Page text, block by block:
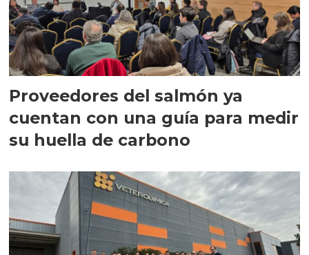
Proveedores del salmón ya
cuentan con una guía para medir
su huella de carbono